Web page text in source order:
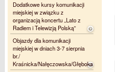
Dodatkowe kursy komunikacji
miejskiej w związku z
organizacją koncertu „Lato z
Radiem i Telewizją Polską”
Objazdy dla komunikacji
miejskiej w dniach 3-7 sierpnia
br./
Kraśnicka/Nałęczowska/Głęboka